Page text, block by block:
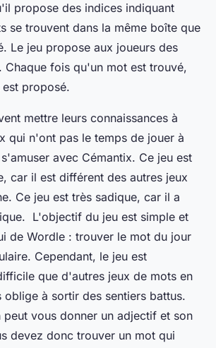
propose des indices indiquant
se trouvent dans la même boîte que
Le jeu propose aux joueurs des
Chaque fois qu'un mot est trouvé,
proposé.
mettre leurs connaissances à
qui n'ont pas le temps de jouer à
avec Cémantix. Ce jeu est
car il est différent des autres jeux
Ce jeu est très sadique, car il a
L'objectif du jeu est simple et
de Wordle : trouver le mot du jour
Cependant, le jeu est
que d'autres jeux de mots en
oblige à sortir des sentiers battus.
peut vous donner un adjectif et son
devez donc trouver un mot qui